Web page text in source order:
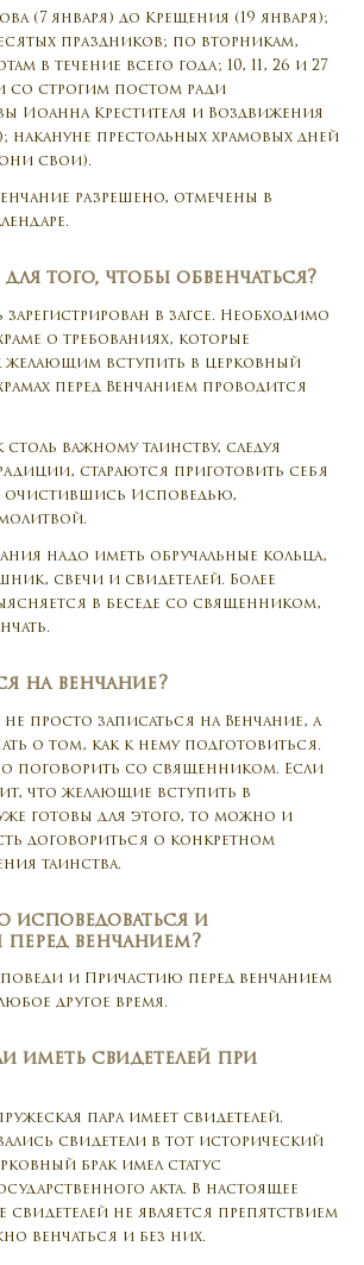
(7 января) до Крещения (19 января);
праздников; по вторникам,
в течение всего года; 10, 11, 26 и 27
со строгим постом ради
Иоанна Крестителя и Воздвижения
накануне престольных храмовых дней
свои).
разрешено, отмечены в
для того, чтобы обвенчаться?
зарегистрирован в загсе. Необходимо
о требованиях, которые
желающим вступить в церковный
перед Венчанием проводится
важному таинству, следуя
стараются приготовить себя
очистившись Исповедью,
надо иметь обручальные кольца,
свечи и свидетелей. Более
в беседе со священником,
на венчание?
не просто записаться на Венчание, а
о том, как к нему подготовиться.
поговорить со священником. Если
что желающие вступить в
готовы для этого, то можно и
договориться о конкретном
таинства.
исповедоваться и
перед венчанием?
и Причастию перед венчанием
другое время.
иметь свидетелей при
пара имеет свидетелей.
свидетели в тот исторический
брак имел статус
акта. В настоящее
свидетелей не является препятствием
венчаться и без них.